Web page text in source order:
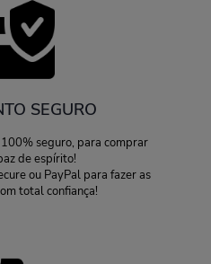
SEGURO
seguro, para comprar
de espírito!
ou PayPal para fazer as
total confiança!